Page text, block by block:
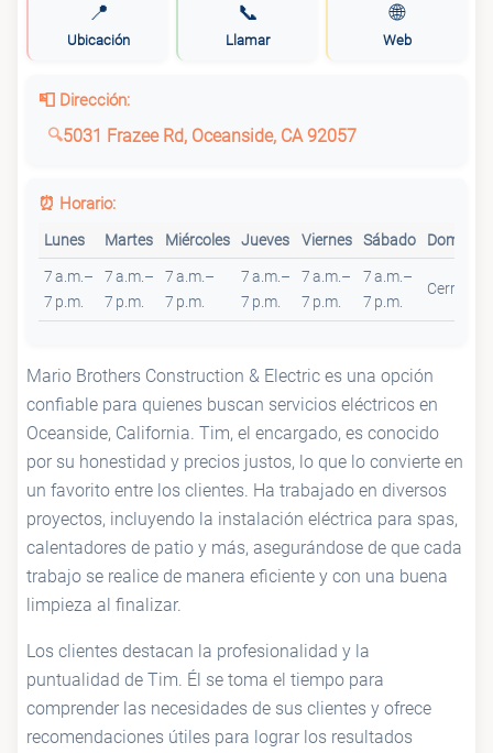
📍
Ubicación
📞
Llamar
🌐
Web
📮 Dirección:
5031 Frazee Rd, Oceanside, CA 92057
⏰ Horario:
Lunes Martes Miércoles Jueves Viernes Sábado Domingo
7 a.m.–
7 p.m.
7 a.m.–
7 p.m.
7 a.m.–
7 p.m.
7 a.m.–
7 p.m.
7 a.m.–
7 p.m.
7 a.m.–
7 p.m.
Cerrado
Mario Brothers Construction & Electric es una opción
confiable para quienes buscan servicios eléctricos en
Oceanside, California. Tim, el encargado, es conocido
por su honestidad y precios justos, lo que lo convierte en
un favorito entre los clientes. Ha trabajado en diversos
proyectos, incluyendo la instalación eléctrica para spas,
calentadores de patio y más, asegurándose de que cada
trabajo se realice de manera eficiente y con una buena
limpieza al finalizar.
Los clientes destacan la profesionalidad y la
puntualidad de Tim. Él se toma el tiempo para
comprender las necesidades de sus clientes y ofrece
recomendaciones útiles para lograr los resultados